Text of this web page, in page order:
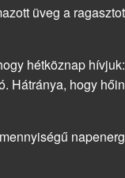
üveg a
hétköznap
Hátránya, hogy